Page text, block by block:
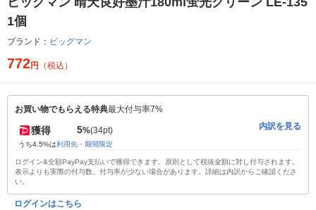
1個
ブランド： ビッグマン
772円 （税込）
お買い物でもらえる特典最大付与率7%
獲得 5%(34pt)
うち4.5%は利用先・期間限定
内訳を見る
ログイン&全額PayPay支払いで獲得できます。原則として税抜金額に対し付与されます。
表示よりも実際の付与数、付与率が少ない場合があります。詳細は内訳からご確認くださ
い。
ログインはこちら